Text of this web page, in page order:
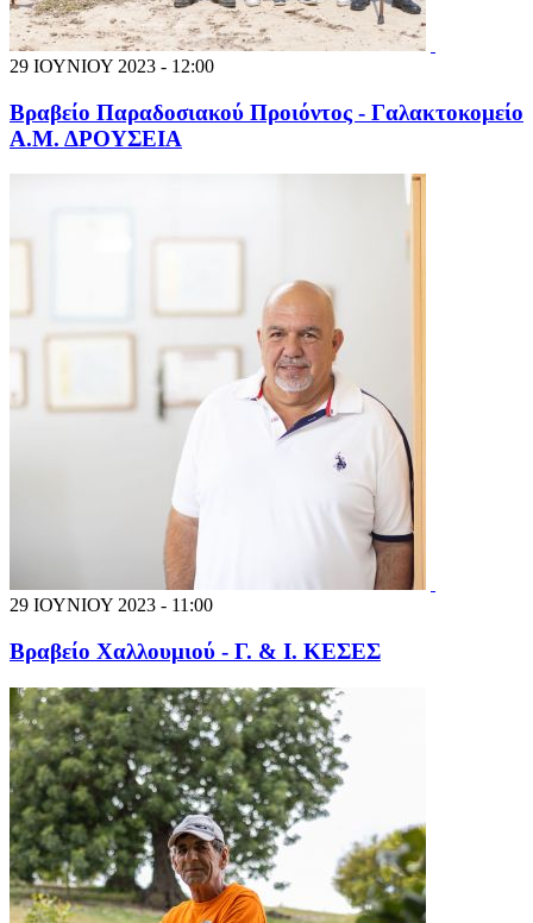
29 ΙΟΥΝΙΟΥ 2023 - 12:00
Βραβείο Παραδοσιακού Προιόντος - Γαλακτοκομείο
Α.Μ. ΔΡΟΥΣΕΙΑ
29 ΙΟΥΝΙΟΥ 2023 - 11:00
Βραβείο Χαλλουμιού - Γ. & Ι. ΚΕΣΕΣ